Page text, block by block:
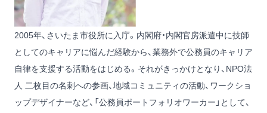
2005年、さいたま市役所に入庁。内閣府・内閣官房派遣中に技師
としてのキャリアに悩んだ経験から、業務外で公務員のキャリア
自律を支援する活動をはじめる。それがきっかけとなり、NPO法
人 二枚目の名刺への参画、地域コミュニティの活動、ワークショ
ップデザイナーなど、「公務員ポートフォリオワーカー」として、